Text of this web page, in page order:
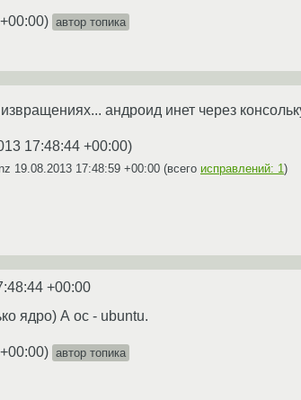
) автор топика
андроид инет через
17:48:44 +00:00)
19.08.2013 17:48:59 +00:00 (всего исправлений: 1 )
+00:00
ядро) А ос - ubuntu.
) автор топика